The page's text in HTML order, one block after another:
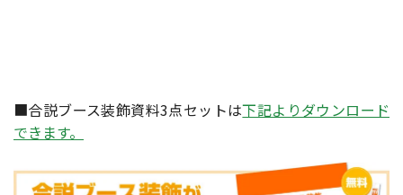
■合説ブース装飾資料3点セットは下記よりダウンロード
できます。